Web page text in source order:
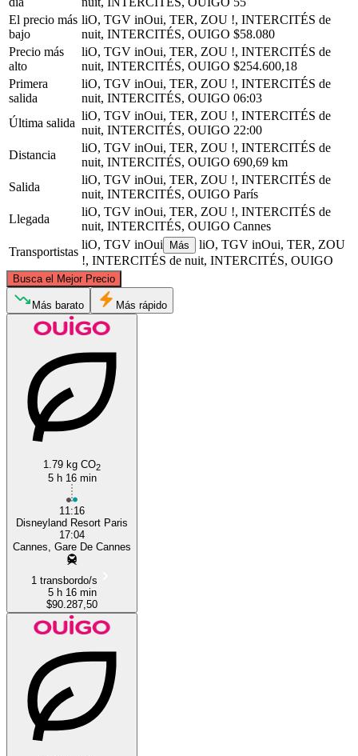
El precio más
bajo
liO, TGV inOui, TER, ZOU !, INTERCITÉS de
nuit, INTERCITÉS, OUIGO $58.080
Precio más
alto
liO, TGV inOui, TER, ZOU !, INTERCITÉS de
nuit, INTERCITÉS, OUIGO $254.600,18
Primera
salida
liO, TGV inOui, TER, ZOU !, INTERCITÉS de
nuit, INTERCITÉS, OUIGO 06:03
Última salida
liO, TGV inOui, TER, ZOU !, INTERCITÉS de
nuit, INTERCITÉS, OUIGO 22:00
Distancia
liO, TGV inOui, TER, ZOU !, INTERCITÉS de
nuit, INTERCITÉS, OUIGO 690,69 km
Salida
liO, TGV inOui, TER, ZOU !, INTERCITÉS de
nuit, INTERCITÉS, OUIGO París
Llegada
liO, TGV inOui, TER, ZOU !, INTERCITÉS de
nuit, INTERCITÉS, OUIGO Cannes
Transportistas
liO, TGV inOui Más
liO, TGV inOui, TER, ZOU
!, INTERCITÉS de nuit, INTERCITÉS, OUIGO
Busca el Mejor Precio
Paris
©CARTO , ©OpenStreetMapcontributors
Más barato Más rápido
1.79 kg CO2
5 h 16 min
11:16
Disneyland Resort Paris
17:04
Cannes, Gare De Cannes
1 transbordo/s
5 h 16 min
$90.287,50